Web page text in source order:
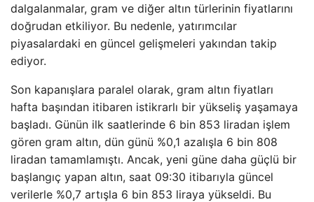
dalgalanmalar, gram ve diğer altın türlerinin fiyatlarını
doğrudan etkiliyor. Bu nedenle, yatırımcılar
piyasalardaki en güncel gelişmeleri yakından takip
ediyor.
Son kapanışlara paralel olarak, gram altın fiyatları
hafta başından itibaren istikrarlı bir yükseliş yaşamaya
başladı. Günün ilk saatlerinde 6 bin 853 liradan işlem
gören gram altın, dün günü %0,1 azalışla 6 bin 808
liradan tamamlamıştı. Ancak, yeni güne daha güçlü bir
başlangıç yapan altın, saat 09:30 itibarıyla güncel
verilerle %0,7 artışla 6 bin 853 liraya yükseldi. Bu